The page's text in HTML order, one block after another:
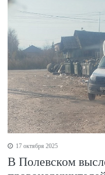
17 октября 2025
В Полевском